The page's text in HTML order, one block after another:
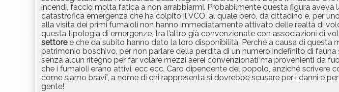
incendi, faccio molta fatica a non arrabbiarmi. Probabilmente questa figura aveva
catastrofica emergenza che ha colpito il VCO, al quale però, da cittadino e, per
alla visita dei primi fumaioli non hanno immediatamente attivato delle realtà di
questa tipologia di emergenze, tra l’altro già convenzionate con associazioni di
settoree che da subito hanno dato la loro disponibilità; Perché a causa di questa
patrimonio boschivo, per non parlare della perdita di un numero indefinito di
senza alcun ritegno per far volare mezzi aerei convenzionati ma provenienti da
che i fumaioli erano attivi, ecc ecc. Caro dipendente del popolo, anziché scrivere
come siamo bravi”, a nome di chi rappresenta si dovrebbe scusare per i danni e
gente!